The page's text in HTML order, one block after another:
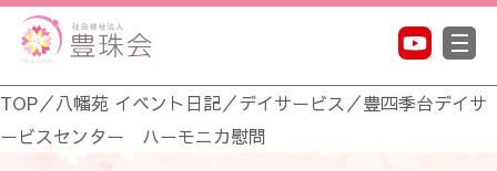
TOP／八幡苑 イベント日記／デイサービス ／豊四季台デイサ
ービスセンター ハーモニカ慰問